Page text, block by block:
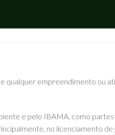
qualquer empreendimento ou
e pelo IBAMA, como
no licenciamento